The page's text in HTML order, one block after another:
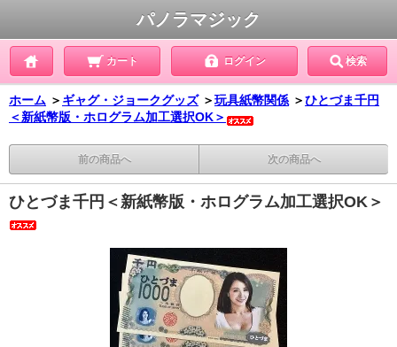
パノラマジック
カート ログイン 検索
ホーム ＞ ギャグ・ジョークグッズ ＞玩具紙幣関係 ＞ひとづま千円
＜新紙幣版・ホログラム加工選択OK＞
前の商品へ 次の商品へ
ひとづま千円＜新紙幣版・ホログラム加工選択OK＞